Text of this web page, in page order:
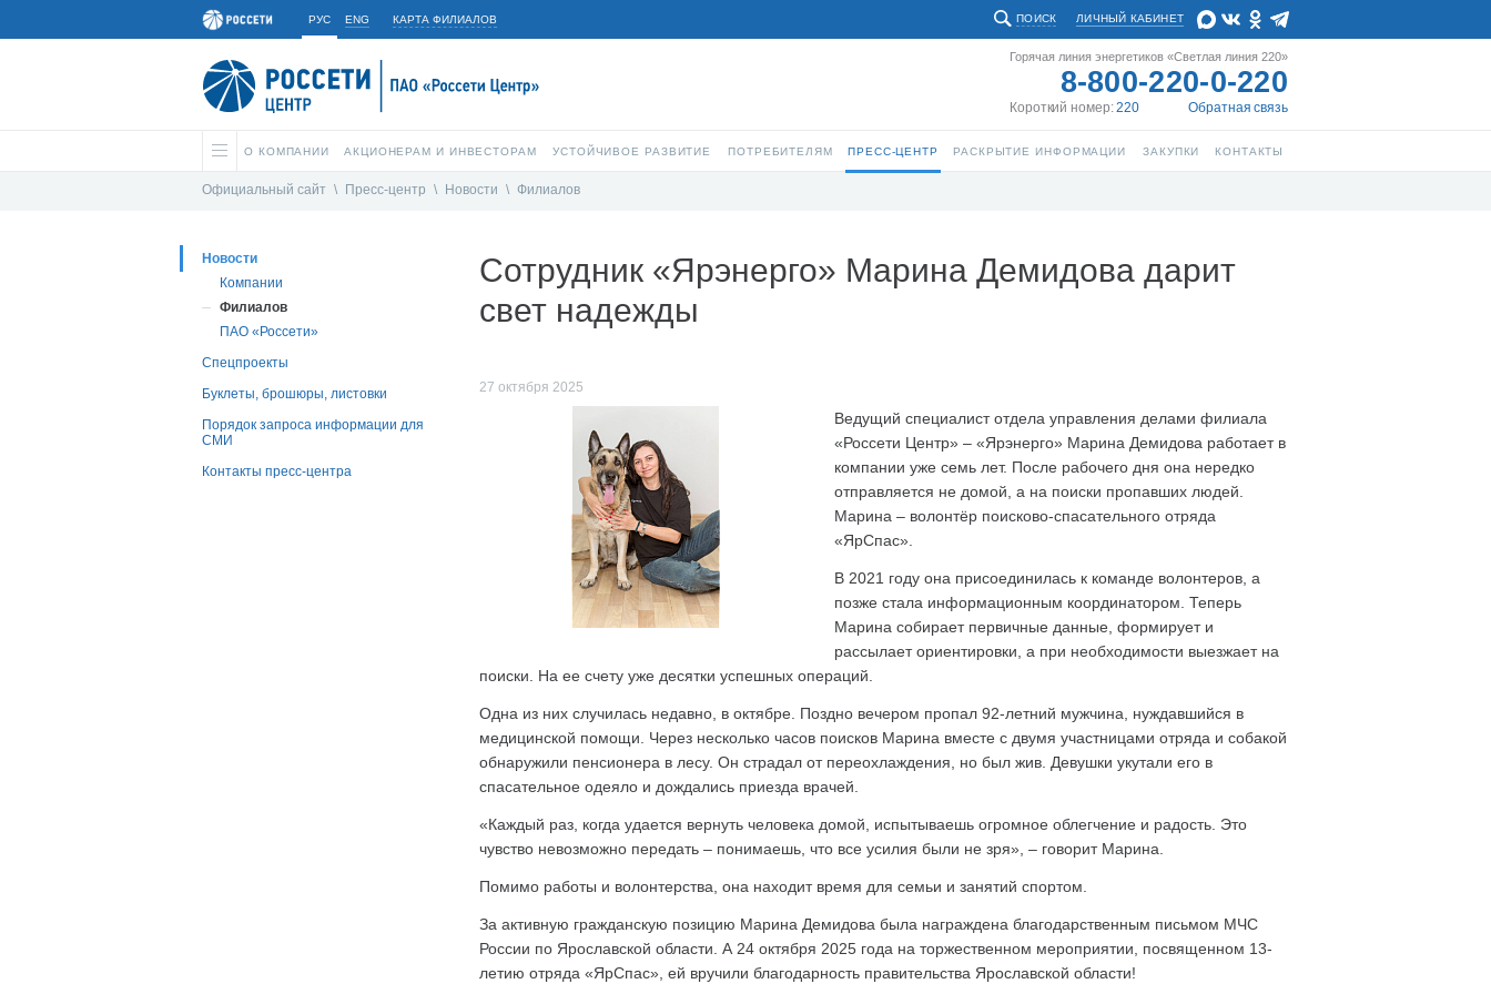
РУС ENG КАРТА ФИЛИАЛОВ ЛИЧНЫЙ КАБИНЕТ
ПОИСК
Горячая линия энергетиков «Светлая линия 220»
8-800-220-0-220
Короткий номер:220 Обратная связь
О КОМПАНИИ АКЦИОНЕРАМ И ИНВЕСТОРАМ УСТОЙЧИВОЕ РАЗВИТИЕ ПОТРЕБИТЕЛЯМ ПРЕСС-ЦЕНТР РАСКРЫТИЕ ИНФОРМАЦИИ ЗАКУПКИ КОНТАКТЫ
Официальный сайт \ Пресс-центр \ Новости \ Филиалов
Новости
Компании
Филиалов
ПАО «Россети»
Спецпроекты
Буклеты, брошюры, листовки
Порядок запроса информации для
СМИ
Контакты пресс-центра
Сотрудник «Ярэнерго» Марина Демидова дарит
свет надежды
27 октября 2025
Ведущий специалист отдела управления делами филиала
«Россети Центр» – «Ярэнерго» Марина Демидова работает в
компании уже семь лет. После рабочего дня она нередко
отправляется не домой, а на поиски пропавших людей.
Марина – волонтёр поисково-спасательного отряда
«ЯрСпас».
В 2021 году она присоединилась к команде волонтеров, а
позже стала информационным координатором. Теперь
Марина собирает первичные данные, формирует и
рассылает ориентировки, а при необходимости выезжает на
поиски. На ее счету уже десятки успешных операций.
Одна из них случилась недавно, в октябре. Поздно вечером пропал 92-летний мужчина, нуждавшийся в
медицинской помощи. Через несколько часов поисков Марина вместе с двумя участницами отряда и собакой
обнаружили пенсионера в лесу. Он страдал от переохлаждения, но был жив. Девушки укутали его в
спасательное одеяло и дождались приезда врачей.
«Каждый раз, когда удается вернуть человека домой, испытываешь огромное облегчение и радость. Это
чувство невозможно передать – понимаешь, что все усилия были не зря», – говорит Марина.
Помимо работы и волонтерства, она находит время для семьи и занятий спортом.
За активную гражданскую позицию Марина Демидова была награждена благодарственным письмом МЧС
России по Ярославской области. А 24 октября 2025 года на торжественном мероприятии, посвященном 13-
летию отряда «ЯрСпас», ей вручили благодарность правительства Ярославской области!